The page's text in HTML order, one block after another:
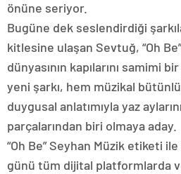
önüne seriyor.
Bugüne dek seslendirdiği
kitlesine ulaşan Sevtuğ, “Oh
dünyasının kapılarını samimi
yeni şarkı, hem müzikal
duygusal anlatımıyla yaz
parçalarından biri olmaya aday.
“Oh Be” Seyhan Müzik etiketi
günü tüm dijital platformlarda